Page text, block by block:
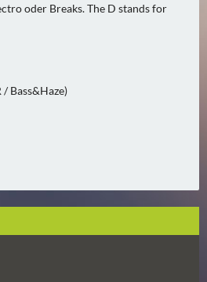
oder Breaks. The D stands for
Bass&Haze)